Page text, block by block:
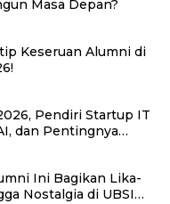
Masa Depan?
Keseruan Alumni di
Pendiri Startup IT
dan Pentingnya
Ini Bagikan Lika-
Nostalgia di UBSI